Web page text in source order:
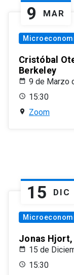
9 MAR
Cristóbal
Berkeley
9 de Marzo
15:30
Zoom
15 DIC
Jonas
15 de
15:30